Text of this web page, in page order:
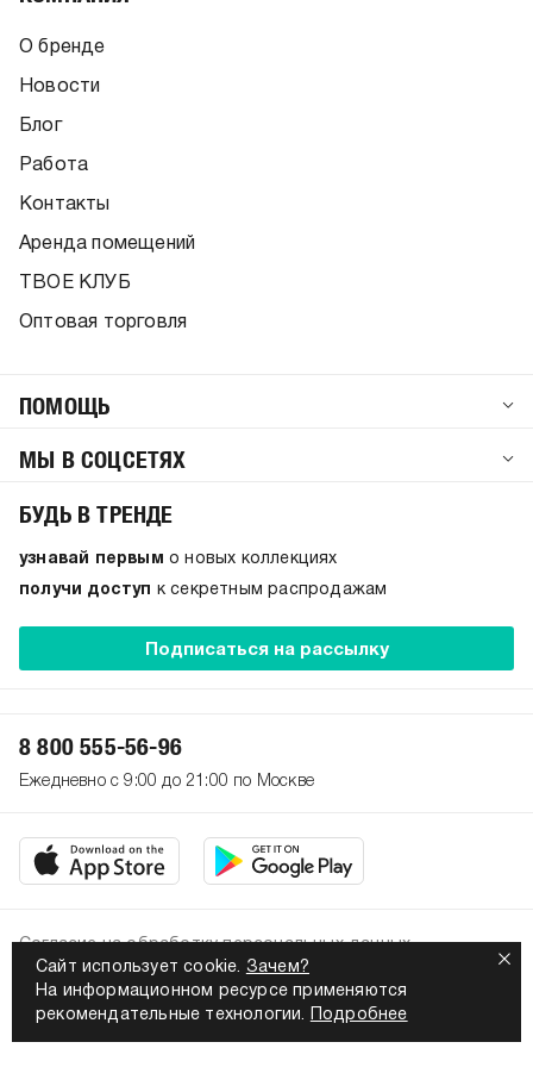
Сайт использует cookie. Зачем?
На информационном ресурсе применяются
рекомендательные технологии.
Подробнее
О бренде
Новости
Блог
Работа
Контакты
Аренда помещений
ТВОЕ КЛУБ
Оптовая торговля
ПОМОЩЬ
МЫ В СОЦСЕТЯХ
БУДЬ В ТРЕНДЕ
узнавай первым о новых коллекциях
получи доступ
к секретным распродажам
Подписаться на рассылку
8 800 555-56-96
Ежедневно с 9:00 до 21:00 по Москве
2026. Все права защищены
Политика конфиденциальности
Согласие на обработку персональных данных